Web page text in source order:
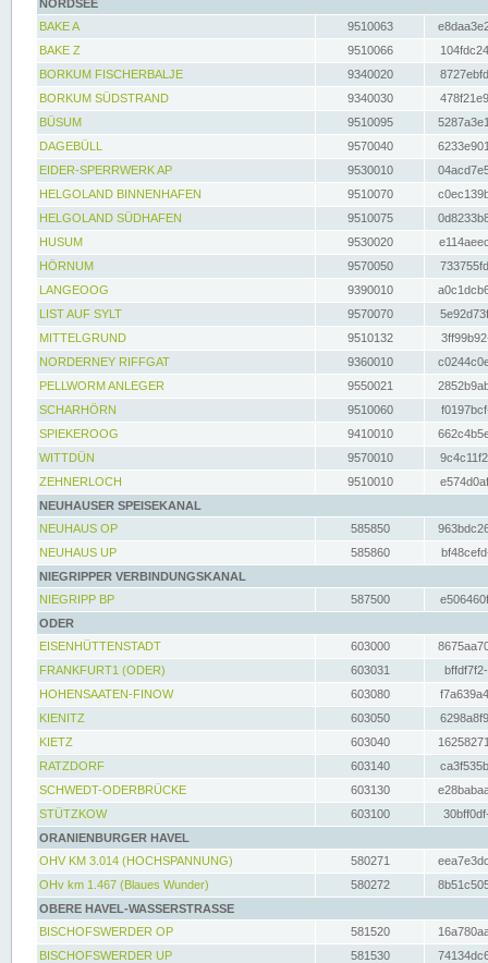
NORDSEE
BAKE A
9510063
BAKE Z
9510066
BORKUM FISCHERBALJE
9340020
BORKUM SÜDSTRAND
9340030
BÜSUM
9510095
DAGEBÜLL
9570040
EIDER-SPERRWERK AP
9530010
HELGOLAND BINNENHAFEN
9510070
HELGOLAND SÜDHAFEN
9510075
HUSUM
9530020
HÖRNUM
9570050
LANGEOOG
9390010
LIST AUF SYLT
9570070
MITTELGRUND
9510132
NORDERNEY RIFFGAT
9360010
PELLWORM ANLEGER
9550021
SCHARHÖRN
9510060
SPIEKEROOG
9410010
WITTDÜN
9570010
ZEHNERLOCH
9510010
NEUHAUSER SPEISEKANAL
NEUHAUS OP
585850
NEUHAUS UP
585860
NIEGRIPPER VERBINDUNGSKANAL
NIEGRIPP BP
587500
ODER
EISENHÜTTENSTADT
603000
FRANKFURT1 (ODER)
603031
HOHENSAATEN-FINOW
603080
KIENITZ
603050
KIETZ
603040
RATZDORF
603140
SCHWEDT-ODERBRÜCKE
603130
STÜTZKOW
603100
ORANIENBURGER HAVEL
OHV KM 3.014 (HOCHSPANNUNG)
580271
OHv km 1.467 (Blaues Wunder)
580272
OBERE HAVEL-WASSERSTRASSE
BISCHOFSWERDER OP
581520
BISCHOFSWERDER UP
581530